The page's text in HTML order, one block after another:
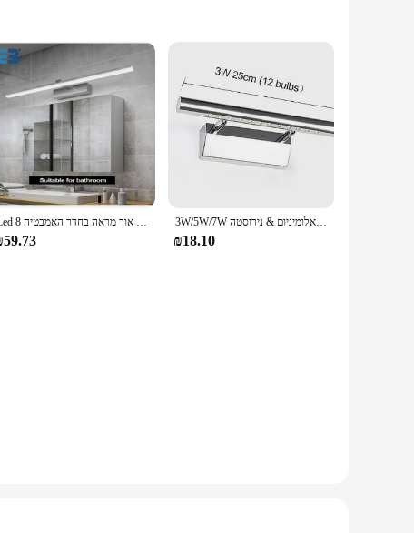
ensures the lights blend seamlessly with your existing
bill but also to the environment. With a lifespan
installation, making it a breeze to update your
on enjoying your space.
lighting sets are an excellent choice.
Led קיר אור מראה בחדר האמבטיה 8W 41W Led אור קבועה קיר מודרני קיר אור גופי מקורה מנורת עבור האמבטיה 3W/5W/7W אלומיניום & נירוסטה LED קיר מנורה חם לבן/לבן אור עבור אמבטיה ארונות מראה גופי עם מתג
₪18.10